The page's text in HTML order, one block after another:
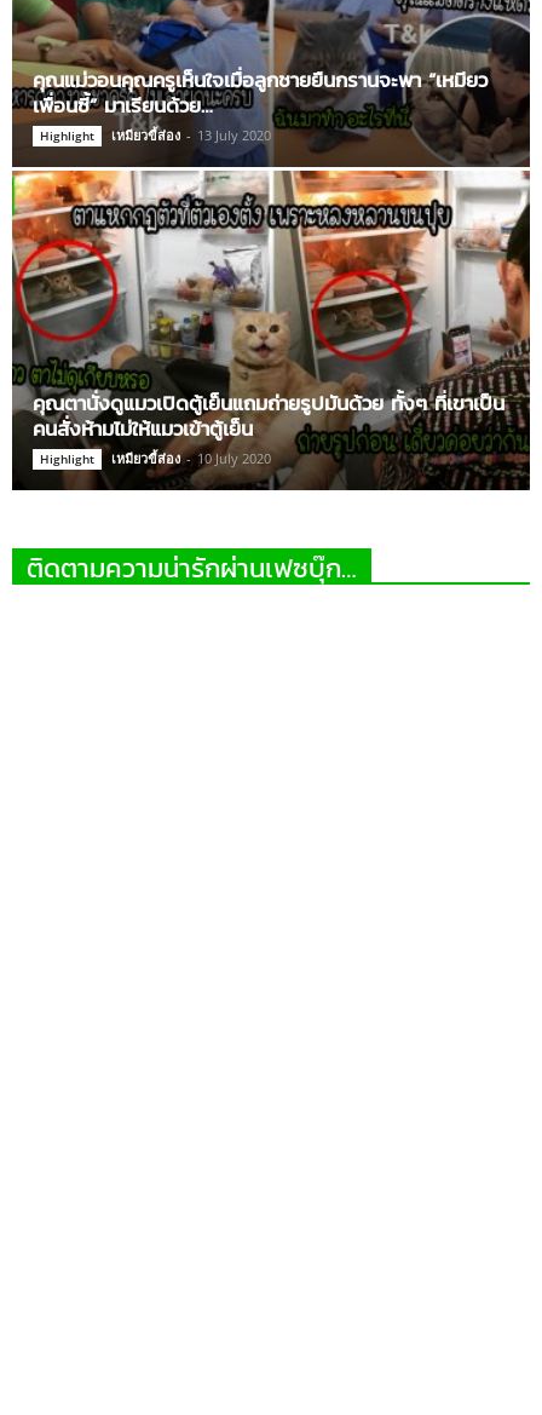
คุณแม่วอนคุณครูเห็นใจเมื่อลูกชายยืนกรานจะพา “เหมียว
เพื่อนซี้” มาเรียนด้วย…
Highlight เหมียวขี้ส่อง - 13 July 2020
คุณตานั่งดูแมวเปิดตู้เย็นแถมถ่ายรูปมันด้วย ทั้งๆ ที่เขาเป็น
คนสั่งห้ามไม่ให้แมวเข้าตู้เย็น
Highlight เหมียวขี้ส่อง - 10 July 2020
ติดตามความน่ารักผ่านเฟซบุ๊ก…